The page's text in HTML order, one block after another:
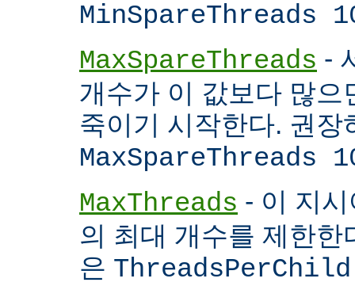
MinSpareThreads
MaxSpareThreads -
개수가 이 값보다 많으
죽이기 시작한다. 권장
MaxSpareThreads
MaxThreads - 이 지
의 최대 개수를 제한한
은